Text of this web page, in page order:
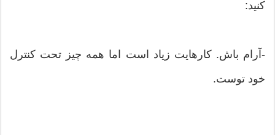
کنید:
-آرام باش. کارهایت زیاد است اما همه چیز تحت کنترل
خود توست.